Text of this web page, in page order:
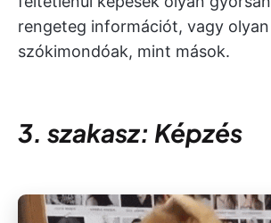
rengeteg információt, vagy olyan
szókimondóak, mint mások.
3. szakasz: Képzés